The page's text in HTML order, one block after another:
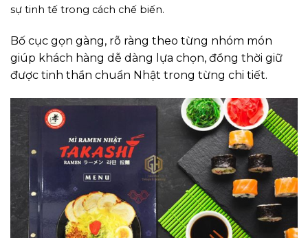
sự tinh tế trong cách chế biến.
Bố cục gọn gàng, rõ ràng theo từng nhóm món
giúp khách hàng dễ dàng lựa chọn, đồng thời giữ
được tinh thần chuẩn Nhật trong từng chi tiết.